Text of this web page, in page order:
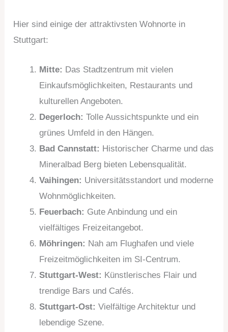
Hier sind einige der attraktivsten Wohnorte in
Stuttgart:
Mitte: Das Stadtzentrum mit vielen
Einkaufsmöglichkeiten, Restaurants und
kulturellen Angeboten.
Degerloch: Tolle Aussichtspunkte und ein
grünes Umfeld in den Hängen.
Bad Cannstatt: Historischer Charme und das
Mineralbad Berg bieten Lebensqualität.
Vaihingen: Universitätsstandort und moderne
Wohnmöglichkeiten.
Feuerbach: Gute Anbindung und ein
vielfältiges Freizeitangebot.
Möhringen: Nah am Flughafen und viele
Freizeitmöglichkeiten im SI-Centrum.
Stuttgart-West: Künstlerisches Flair und
trendige Bars und Cafés.
Stuttgart-Ost: Vielfältige Architektur und
lebendige Szene.